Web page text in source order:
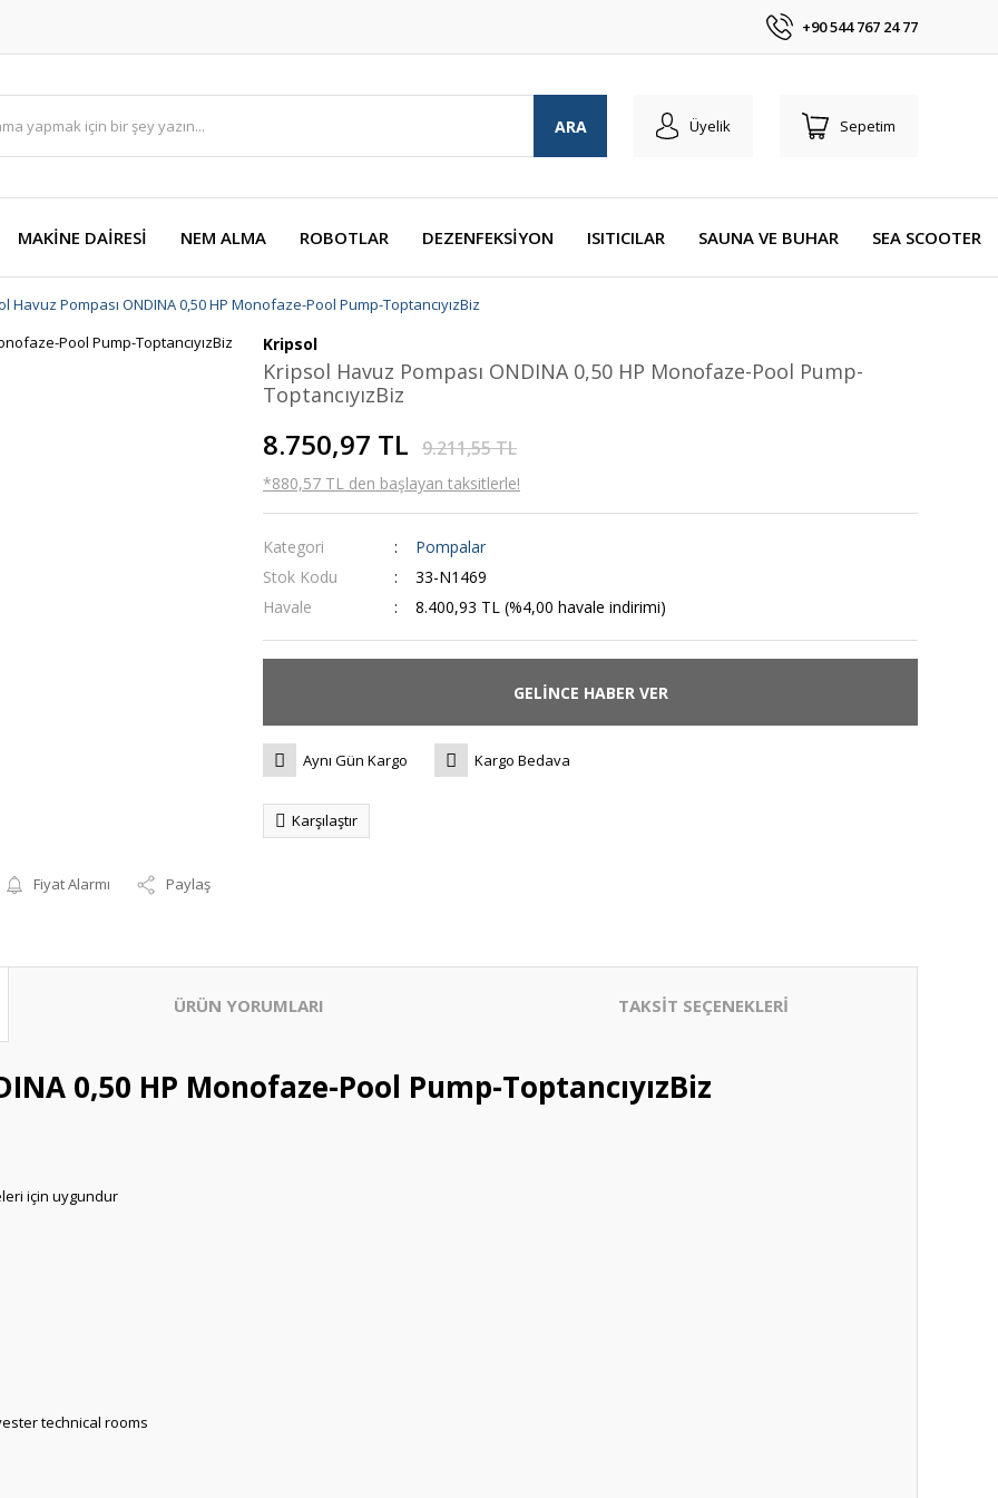
+90 544 767 24 77
ARA Üyelik Sepetim
MAKİNE DAİRESİ NEM ALMA ROBOTLAR DEZENFEKSİYON ISITICILAR SAUNA VE BUHAR SEA SCOOTER
Havuz Pompası ONDINA 0,50 HP Monofaze-Pool Pump-ToptancıyızBiz
Fiyat Alarmı Paylaş
Kripsol
Kripsol Havuz Pompası ONDINA 0,50 HP Monofaze-Pool Pump-
ToptancıyızBiz
8.750,97 TL 9.211,55 TL
*880,57 TL den başlayan taksitlerle!
Kategori
Pompalar
Stok Kodu
33-N1469
Havale
8.400,93 TL (%4,00 havale indirimi)
GELİNCE HABER VER
Aynı Gün Kargo Kargo Bedava
Karşılaştır
ÜRÜN YORUMLARI TAKSİT SEÇENEKLERİ
0,50 HP Monofaze-Pool Pump-ToptancıyızBiz
için uygundur
technical rooms